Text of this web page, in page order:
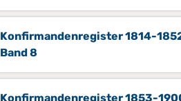
Konfirmandenregister 1814-
Band 8
Konfirmandenregister 1853-